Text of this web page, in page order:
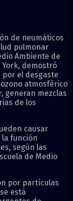
de neumáticos
pulmonar
Ambiente de
demostró
el desgaste
atmosférico
generan mezclas
de los
causar
función
según las
de Medio
por partículas
está